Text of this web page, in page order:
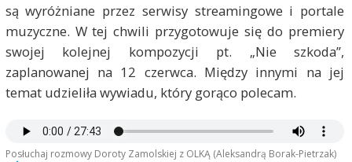
są wyróżniane przez serwisy streamingowe i portale
muzyczne. W tej chwili przygotowuje się do premiery
swojej kolejnej kompozycji pt. „Nie szkoda”,
zaplanowanej na 12 czerwca. Między innymi na jej
temat udzieliła wywiadu, który gorąco polecam.
Posłuchaj rozmowy Doroty Zamolskiej z OLKĄ (Aleksandrą Borak-Pietrzak)